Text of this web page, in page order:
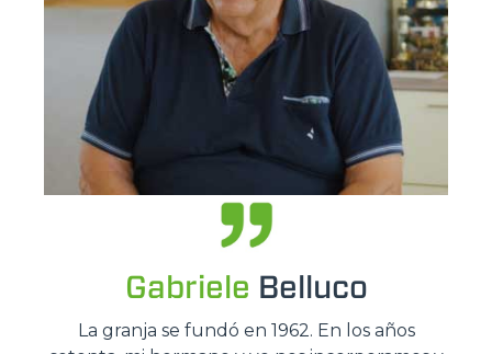
Gabriele Belluco
La granja se fundó en 1962. En los años